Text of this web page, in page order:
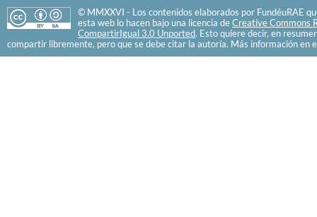
© MMXXVI - Los contenidos elaborados por FundéuRAE
esta web lo hacen bajo una licencia de Creative Commons
CompartirIgual 3.0 Unported. Esto quiere decir, en
compartir libremente, pero que se debe citar la autoría. Más información en